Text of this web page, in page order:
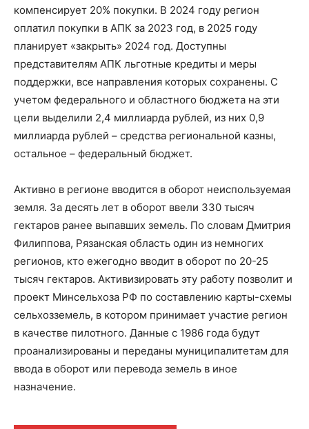
компенсирует 20% покупки. В 2024 году регион
оплатил покупки в АПК за 2023 год, в 2025 году
планирует «закрыть» 2024 год. Доступны
представителям АПК льготные кредиты и меры
поддержки, все направления которых сохранены. С
учетом федерального и областного бюджета на эти
цели выделили 2,4 миллиарда рублей, из них 0,9
миллиарда рублей – средства региональной казны,
остальное – федеральный бюджет.
Активно в регионе вводится в оборот неиспользуемая
земля. За десять лет в оборот ввели 330 тысяч
гектаров ранее выпавших земель. По словам Дмитрия
Филиппова, Рязанская область один из немногих
регионов, кто ежегодно вводит в оборот по 20-25
тысяч гектаров. Активизировать эту работу позволит и
проект Минсельхоза РФ по составлению карты-схемы
сельхозземель, в котором принимает участие регион
в качестве пилотного. Данные с 1986 года будут
проанализированы и переданы муниципалитетам для
ввода в оборот или перевода земель в иное
назначение.